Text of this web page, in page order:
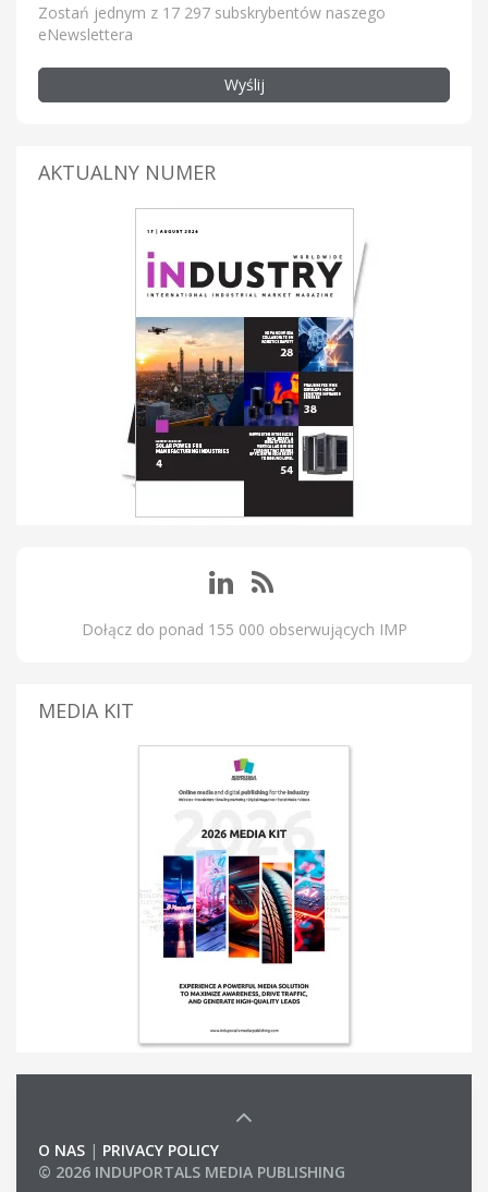
Zostań jednym z 17 297 subskrybentów naszego
eNewslettera
Wyślij
AKTUALNY NUMER
Dołącz do ponad 155 000 obserwujących IMP
MEDIA KIT
O NAS | PRIVACY POLICY
© 2026 INDUPORTALS MEDIA PUBLISHING